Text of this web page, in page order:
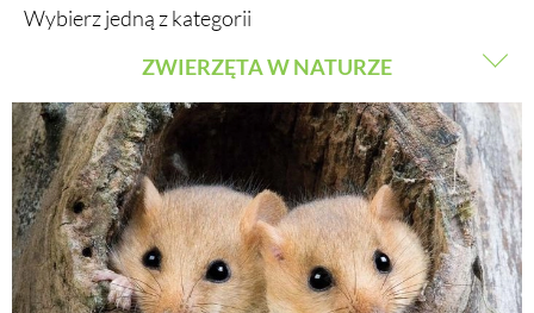
Wybierz jedną z kategorii
ZWIERZĘTA W NATURZE
ZWIERZĘTA DOMOWE
ZWIERZĘTA W NATURZE
GRZYBY
BUDUJEMY DOM
OGRÓD
WARZYWA I OWOCE
ROŚLINY OGRODOWE